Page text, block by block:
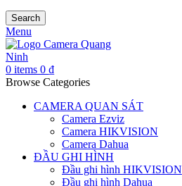
Search
Menu
0 items 0 ₫
Browse Categories
CAMERA QUAN SÁT
Camera Ezviz
Camera HIKVISION
Camera Dahua
ĐẦU GHI HÌNH
Đầu ghi hình HIKVISION
Đầu ghi hình Dahua